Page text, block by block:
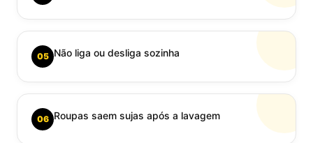
05 Não liga ou desliga sozinha
06 Roupas saem sujas após a lavagem